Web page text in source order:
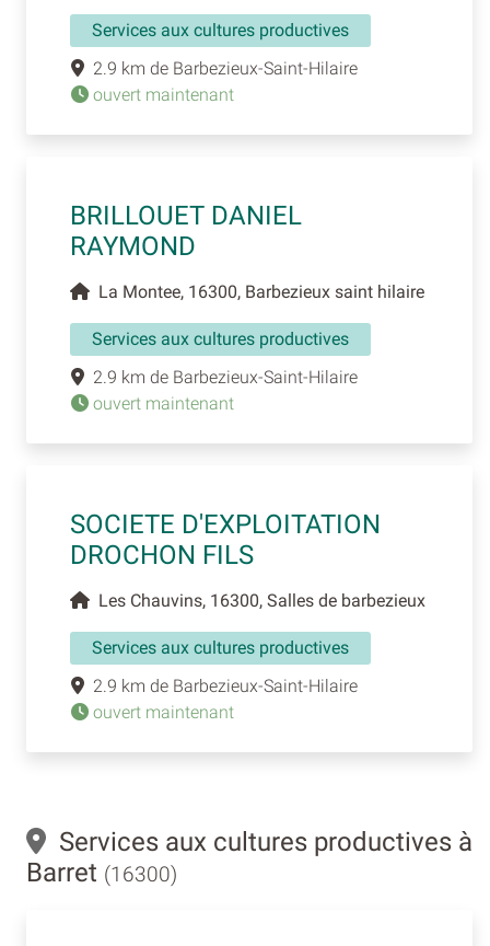
Services aux cultures productives
2.9 km de Barbezieux-Saint-Hilaire
ouvert maintenant
BRILLOUET DANIEL
RAYMOND
La Montee, 16300, Barbezieux saint hilaire
Services aux cultures productives
2.9 km de Barbezieux-Saint-Hilaire
ouvert maintenant
SOCIETE D'EXPLOITATION
DROCHON FILS
Les Chauvins, 16300, Salles de barbezieux
Services aux cultures productives
2.9 km de Barbezieux-Saint-Hilaire
ouvert maintenant
Services aux cultures productives à
Barret (16300)